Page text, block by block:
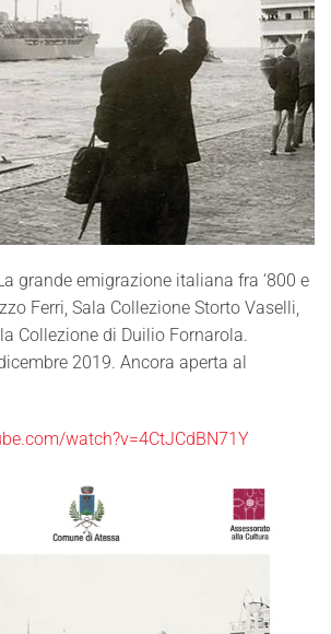
grande emigrazione italiana fra ‘800 e
Ferri, Sala Collezione Storto Vaselli,
Collezione di Duilio Fornarola.
2019. Ancora aperta al
watch?v=4CtJCdBN71Y